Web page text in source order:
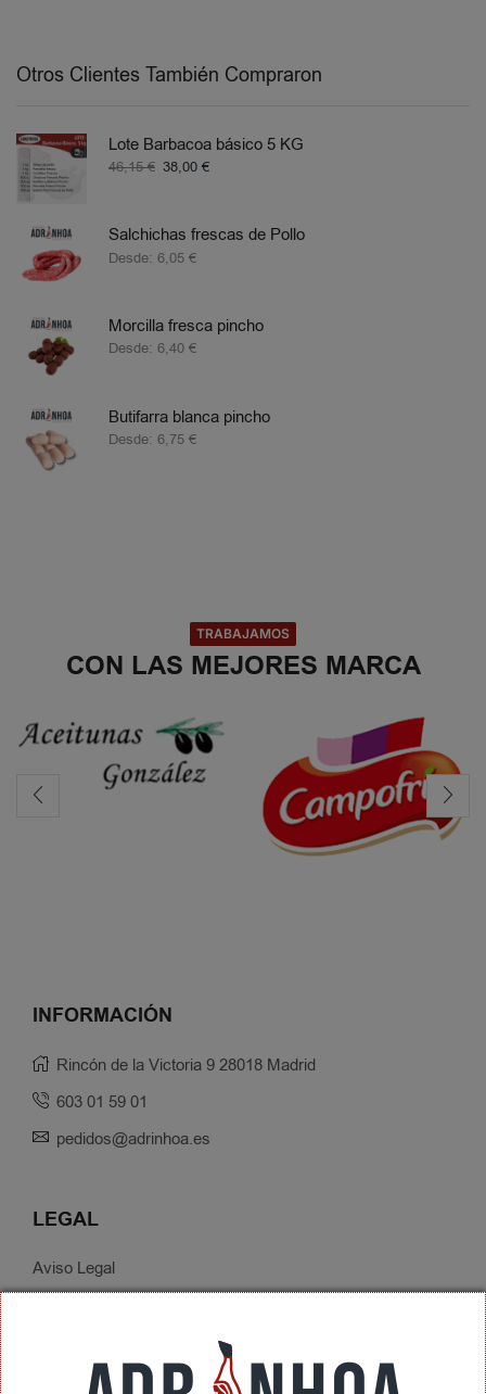
Otros Clientes También Compraron
Lote Barbacoa básico 5 KG
46,15€ 38,00 €
Salchichas frescas de Pollo
Desde: 6,05 €
Morcilla fresca pincho
Desde: 6,40 €
Butifarra blanca pincho
Desde: 6,75 €
TRABAJAMOS
CON LAS MEJORES MARCA
INFORMACIÓN
Rincón de la Victoria 9 28018 Madrid
603 01 59 01
pedidos@adrinhoa.es
LEGAL
Aviso Legal
Condiciones de Contratación
Envíos y Devoluciones